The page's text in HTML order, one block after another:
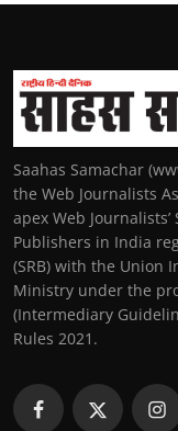
Saahas Samachar
the Web Journalists
apex Web
Publishers in India
(SRB) with the Union
Ministry under the
(Intermediary
Rules 2021.